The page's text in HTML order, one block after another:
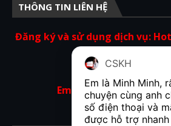
THÔNG TIN LIÊN HỆ
Đăng ký và sử dụng dịch vụ:
Hỗ trợ kỹ thuật:
Email: contact@bkav-
CSKH
Em là Minh Minh,
chuyện cùng anh
số điện thoại và
được hỗ trợ